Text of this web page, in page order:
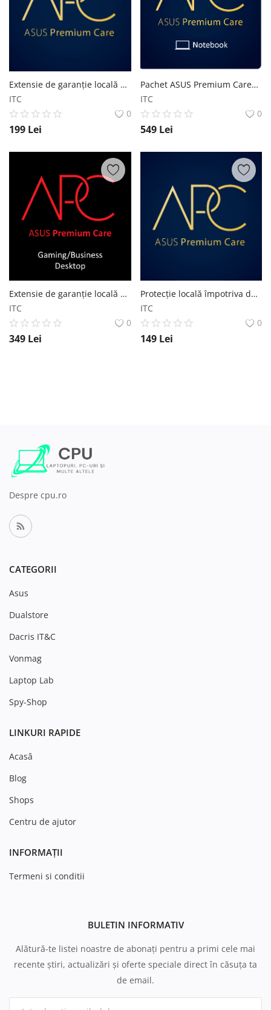
Extensie de garanție locală de la 3 ani la 4 ani pentru Desktop Business/Gaming
ITC
0
199 Lei
Pachet ASUS Premium Care+ Gold - Extensie de garanție internatională de la 2 ani la 3 ani, inclusiv garanție baterie și protecție împotriva daunelor accidentale ASUS
ITC
0
549 Lei
Extensie de garanție locală de la 3 ani la 5 ani pentru Desktop Business/Gaming
ITC
0
349 Lei
Protecție locală împotriva daunelor accidentale 3 ani pentru Laptop Business
ITC
0
149 Lei
Despre cpu.ro
CATEGORII
Asus
Dualstore
Dacris IT&C
Vonmag
Laptop Lab
Spy-Shop
LINKURI RAPIDE
Acasă
Blog
Shops
Centru de ajutor
INFORMAȚII
Termeni si conditii
BULETIN INFORMATIV
Alătură-te listei noastre de abonați pentru a primi cele mai
recente știri, actualizări și oferte speciale direct în căsuța ta
de email.